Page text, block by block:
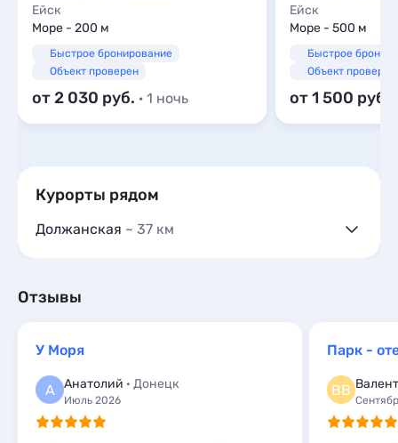
Ейск
Море - 200 м
Быстрое бронирование
Объект проверен
от 2 030 · 1 ночь
Ейск
Море - 500 м
Быстрое
Объект проверен
от 1 500
Курорты рядом
Должанская ~ 37 км
Гостиницы и отели
Базы отдыха
Комнаты 1
Мини-отели
Отзывы
У Моря
А Анатолий · Донецк
Июль 2026
Парк -
ВВ